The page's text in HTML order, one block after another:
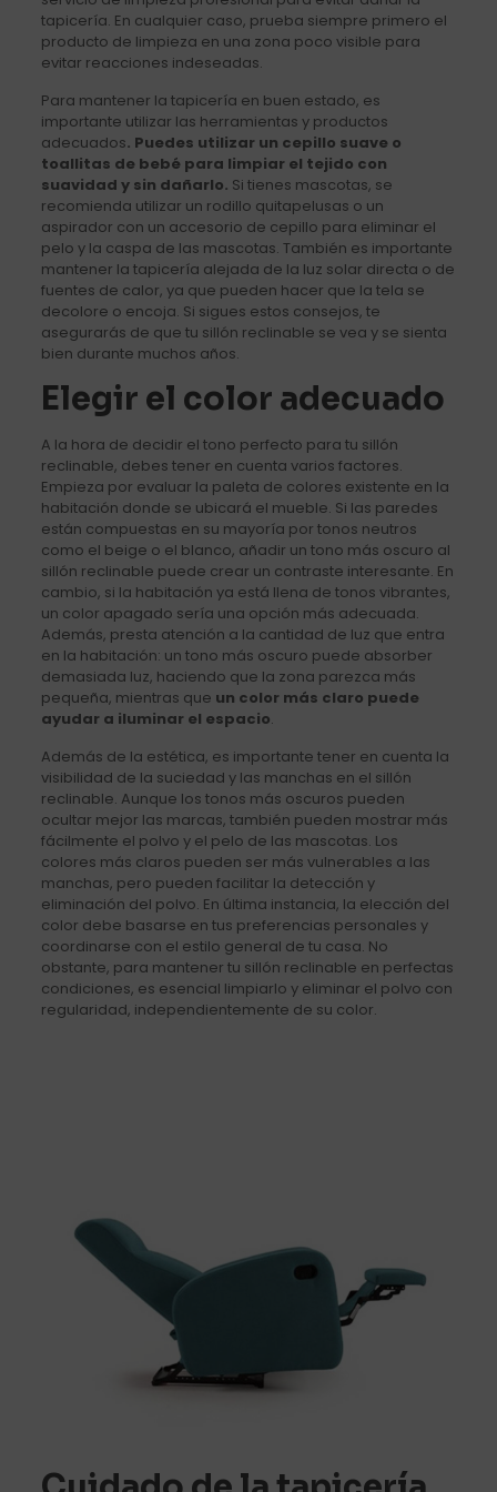
tapicería. En cualquier caso, prueba siempre primero el
producto de limpieza en una zona poco visible para
evitar reacciones indeseadas.
Para mantener la tapicería en buen estado, es
importante utilizar las herramientas y productos
adecuados. Puedes utilizar un cepillo suave o
toallitas de bebé para limpiar el tejido con
suavidad y sin dañarlo. Si tienes mascotas, se
recomienda utilizar un rodillo quitapelusas o un
aspirador con un accesorio de cepillo para eliminar el
pelo y la caspa de las mascotas. También es importante
mantener la tapicería alejada de la luz solar directa o de
fuentes de calor, ya que pueden hacer que la tela se
decolore o encoja. Si sigues estos consejos, te
asegurarás de que tu sillón reclinable se vea y se sienta
bien durante muchos años.
Elegir el color adecuado
A la hora de decidir el tono perfecto para tu sillón
reclinable, debes tener en cuenta varios factores.
Empieza por evaluar la paleta de colores existente en la
habitación donde se ubicará el mueble. Si las paredes
están compuestas en su mayoría por tonos neutros
como el beige o el blanco, añadir un tono más oscuro al
sillón reclinable puede crear un contraste interesante. En
cambio, si la habitación ya está llena de tonos vibrantes,
un color apagado sería una opción más adecuada.
Además, presta atención a la cantidad de luz que entra
en la habitación: un tono más oscuro puede absorber
demasiada luz, haciendo que la zona parezca más
pequeña, mientras que un color más claro puede
ayudar a iluminar el espacio.
Además de la estética, es importante tener en cuenta la
visibilidad de la suciedad y las manchas en el sillón
reclinable. Aunque los tonos más oscuros pueden
ocultar mejor las marcas, también pueden mostrar más
fácilmente el polvo y el pelo de las mascotas. Los
colores más claros pueden ser más vulnerables a las
manchas, pero pueden facilitar la detección y
eliminación del polvo. En última instancia, la elección del
color debe basarse en tus preferencias personales y
coordinarse con el estilo general de tu casa. No
obstante, para mantener tu sillón reclinable en perfectas
condiciones, es esencial limpiarlo y eliminar el polvo con
regularidad, independientemente de su color.